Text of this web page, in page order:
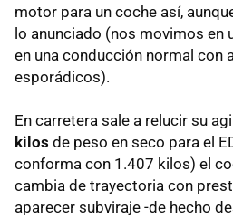
motor para un coche así,
lo anunciado (nos movimos en
en una conducción normal con
esporádicos).
En carretera sale a relucir su
kilos de peso en seco para el
conforma con 1.407 kilos) el
cambia de trayectoria con
aparecer subviraje -de hecho